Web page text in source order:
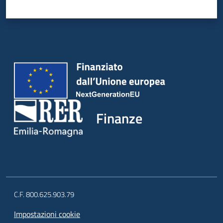
Finanze
C.F. 800.625.903.79
Impostazioni cookie